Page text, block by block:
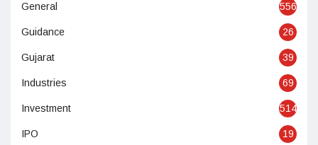
General 556
Guidance 26
Gujarat 39
Industries 69
Investment 514
IPO 19